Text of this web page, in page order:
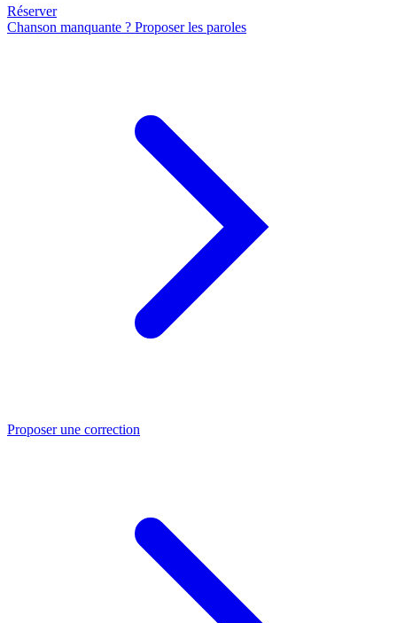
Réserver
Chanson manquante ? Proposer les paroles
Proposer une correction